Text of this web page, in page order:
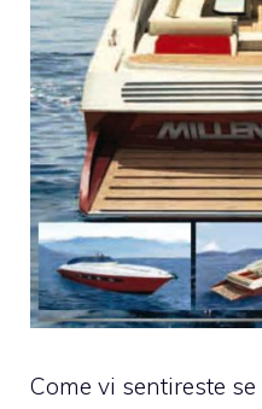
Come vi sentireste